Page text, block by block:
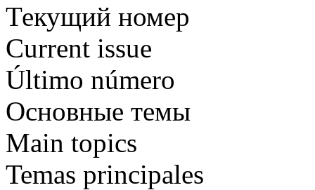
Текущий номер
Current issue
Último número
Основные темы
Main topics
Temas principales